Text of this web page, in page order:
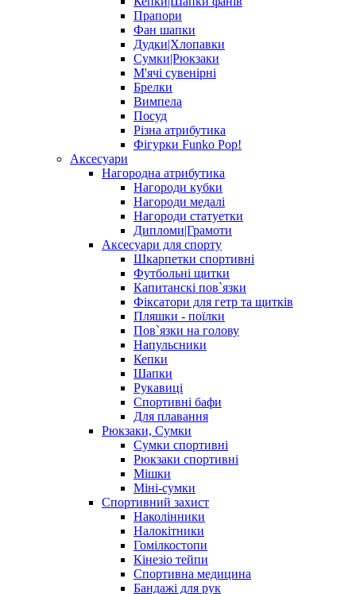
Прапори
Фан шапки
Дудки|Хлопавки
Сумки|Рюкзаки
М'ячі сувенірні
Брелки
Вимпела
Посуд
Різна атрибутика
Фігурки Funko Pop!
Аксесуари
Нагородна атрибутика
Нагороди кубки
Нагороди медалі
Нагороди статуетки
Дипломи|Грамоти
Аксесуари для спорту
Шкарпетки спортивні
Футбольні щитки
Капитанскі пов`язки
Фіксатори для гетр та щитків
Пляшки - поїлки
Пов`язки на голову
Напульсники
Кепки
Шапки
Рукавиці
Спортивні бафи
Для плавання
Рюкзаки, Сумки
Сумки спортивні
Рюкзаки спортивні
Мішки
Міні-сумки
Спортивний захист
Наколінники
Налокітники
Гомілкостопи
Кінезіо тейпи
Спортивна медицина
Бандажі для рук